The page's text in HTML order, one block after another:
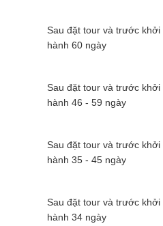
Sau đặt tour và trước khởi
hành 60 ngày
Sau đặt tour và trước khởi
hành 46 - 59 ngày
Sau đặt tour và trước khởi
hành 35 - 45 ngày
Sau đặt tour và trước khởi
hành 34 ngày